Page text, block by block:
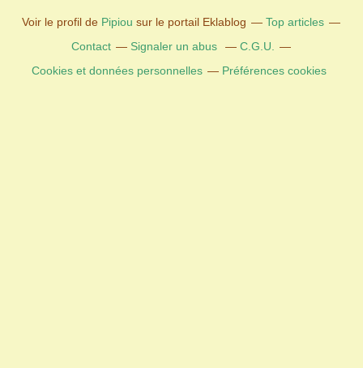
Voir le profil de Pipiou sur le portail Eklablog
Top articles
Contact
Signaler un abus
C.G.U.
Cookies et données personnelles
Préférences cookies